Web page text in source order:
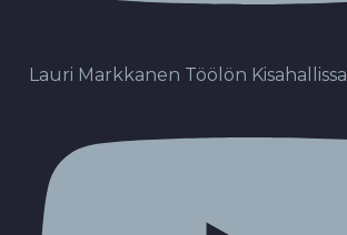
Lauri Markkanen Töölön Kisahallissa